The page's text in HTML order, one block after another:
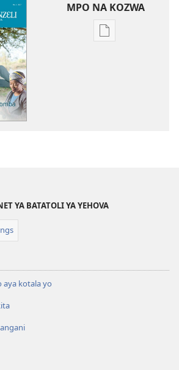
MPO NA KOZWA
Ndenge
YA BATATOLI YA YEHOVA
aya kotala yo